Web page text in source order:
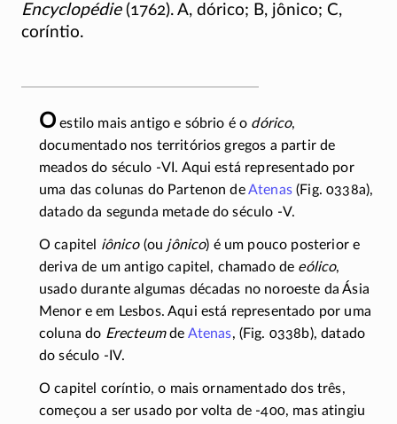
Encyclopédie(1762). A, dórico; B, jônico; C,
coríntio.
O estilo mais antigo e sóbrio é o dórico,
documentado nos territórios gregos a partir de
meados do século -VI . Aqui está representado por
uma das colunas do Partenon deAtenas(Fig. 0338a),
datado da segunda metade do século -V.
O capitel iônico(ou jônico) é um pouco posterior e
deriva de um antigo capitel, chamado de eólico,
usado durante algumas décadas no noroeste da Ásia
Menor e em Lesbos. Aqui está representado por uma
coluna do Erecteumde Atenas, (Fig. 0338b), datado
do século -IV.
O capitel coríntio, o mais ornamentado dos três,
começou a ser usado por volta de -400, mas atingiu